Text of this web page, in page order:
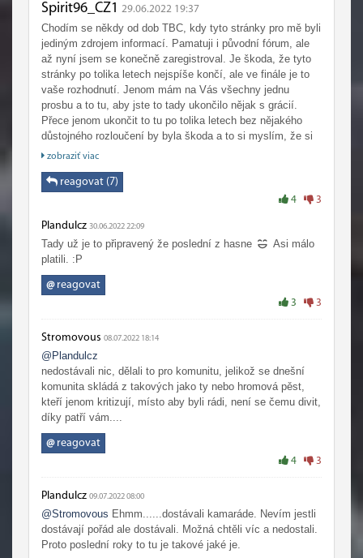
Spirit96_CZ1 29.06.2022 19:37
Chodím se někdy od dob TBC, kdy tyto stránky pro mě byli
jediným zdrojem informací. Pamatuji i původní fórum, ale
až nyní jsem se konečně zaregistroval. Je škoda, že tyto
stránky po tolika letech nejspíše končí, ale ve finále je to
vaše rozhodnutí. Jenom mám na Vás všechny jednu
prosbu a to tu, aby jste to tady ukončilo nějak s grácií.
Přece jenom ukončit to tu po tolika letech bez nějakého
důstojného rozloučení by byla škoda a to si myslím, že si
to nezasloužíme :-)
zobraziť viac
reagovat (7)
4 3
Plandulcz 30.06.2022 22:09
Tady už je to připravený že poslední z hasne
Asi málo
platili. :P
@reagovat
3 3
Stromovous 08.07.2022 18:14
@Plandulcz
nedostávali nic, dělali to pro komunitu, jelikož se dnešní
komunita skládá z takových jako ty nebo hromová pěst,
kteří jenom kritizují, místo aby byli rádi, není se čemu divit,
díky patří vám....
@reagovat
4 3
Plandulcz 09.07.2022 08:00
@Stromovous Ehmm......dostávali kamaráde. Nevím jestli
dostávají pořád ale dostávali. Možná chtěli víc a nedostali.
Proto poslední roky to tu je takové jaké je.